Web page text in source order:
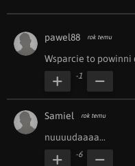
pawel88 rok temu
Wsparcie to powinni
-1
Samiel rok temu
nuuuudaaaa...
-6